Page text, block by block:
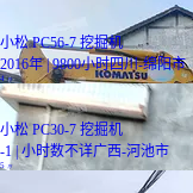
小松 PC56-7 挖掘机
2016年 | 9800小时四川-绵阳市
4万
小松 PC30-7 挖掘机
-1 | 小时数不详广西-河池市
5 万